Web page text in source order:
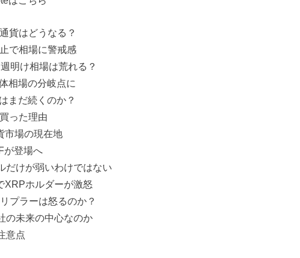
貨はどうなる？
で相場に警戒感
明け相場は荒れる？
相場の分岐点に
まだ続くのか？
った理由
市場の現在地
が登場へ
だけが弱いわけではない
XRPホルダーが激怒
プラーは怒るのか？
の未来の中心なのか
意点